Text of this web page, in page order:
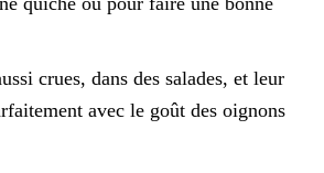
crues, dans des salades, et leur
avec le goût des oignons